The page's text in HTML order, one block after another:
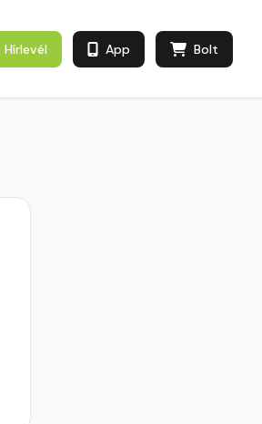
Hírlevél App Bolt